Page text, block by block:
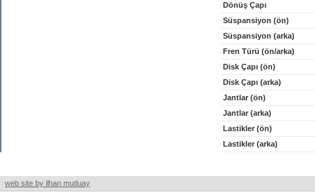
Dönüş Çapı
Süspansiyon (ön)
Süspansiyon (arka)
Fren Türü (ön/arka)
Disk Çapı (ön)
Disk Çapı (arka)
Jantlar (ön)
Jantlar (arka)
Lastikler (ön)
Lastikler (arka)
web site by ilhan mutluay